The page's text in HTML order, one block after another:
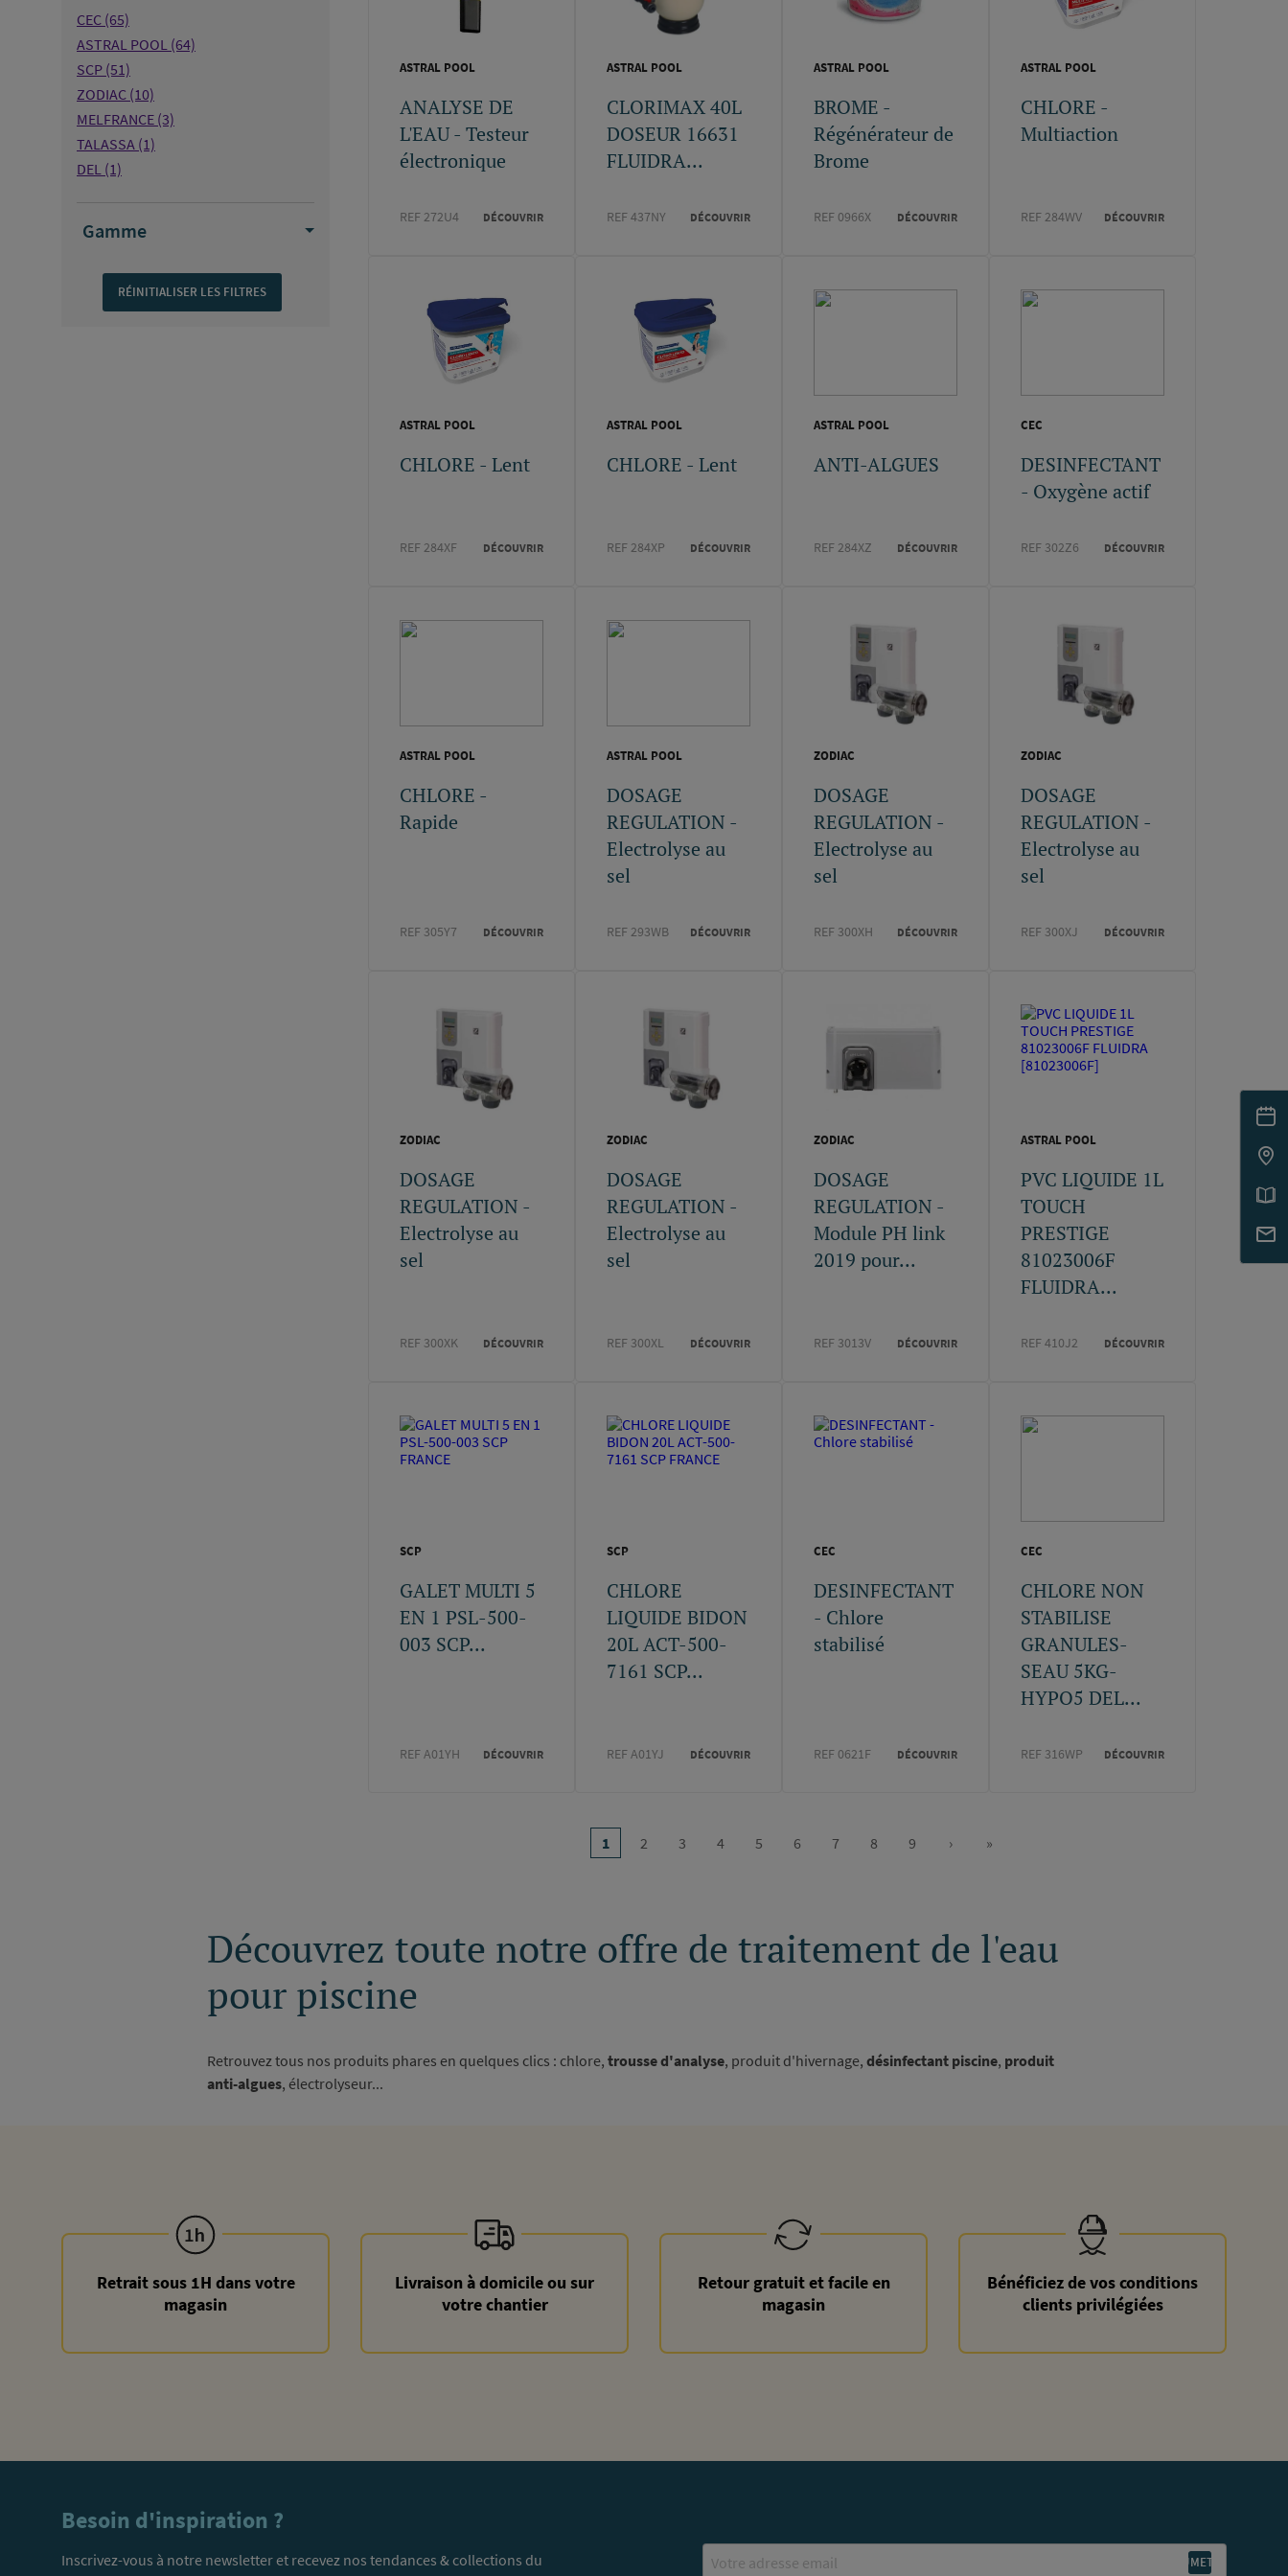
CEC (65)
ASTRAL POOL (64)
SCP (51)
ZODIAC (10)
MELFRANCE (3)
TALASSA (1)
DEL (1)
SALINSDUMIDI
Gamme
ASTRAL POOL
ANALYSE DE
L'EAU - Testeur
électronique
REF 272U4 DÉCOUVRIR
ASTRAL POOL
CLORIMAX 40L
DOSEUR 16631
FLUIDRA...
REF 437NY DÉCOUVRIR
ASTRAL POOL
BROME -
Régénérateur de
Brome
REF 0966X DÉCOUVRIR
ASTRAL POOL
CHLORE -
Multiaction
REF 284WV DÉCOUVRIR
ASTRAL POOL
CHLORE - Lent
REF 284XF DÉCOUVRIR
ASTRAL POOL
CHLORE - Lent
REF 284XP DÉCOUVRIR
ASTRAL POOL
ANTI-ALGUES
REF 284XZ DÉCOUVRIR
CEC
DESINFECTANT
- Oxygène actif
REF 302Z6 DÉCOUVRIR
ASTRAL POOL
CHLORE -
Rapide
REF 305Y7 DÉCOUVRIR
ASTRAL POOL
DOSAGE
REGULATION -
Electrolyse au
sel
REF 293WB DÉCOUVRIR
ZODIAC
DOSAGE
REGULATION -
Electrolyse au
sel
REF 300XH DÉCOUVRIR
ZODIAC
DOSAGE
REGULATION -
Electrolyse au
sel
REF 300XJ DÉCOUVRIR
ZODIAC
DOSAGE
REGULATION -
Electrolyse au
sel
REF 300XK DÉCOUVRIR
ZODIAC
DOSAGE
REGULATION -
Electrolyse au
sel
REF 300XL DÉCOUVRIR
ZODIAC
DOSAGE
REGULATION -
Module PH link
2019 pour...
REF 3013V DÉCOUVRIR
ASTRAL POOL
PVC LIQUIDE 1L
TOUCH
PRESTIGE
81023006F
FLUIDRA...
REF 410J2 DÉCOUVRIR
SCP
GALET MULTI 5
EN 1 PSL-500-
003 SCP...
REF A01YH DÉCOUVRIR
SCP
CHLORE
LIQUIDE BIDON
20L ACT-500-
7161 SCP...
REF A01YJ DÉCOUVRIR
CEC
DESINFECTANT
- Chlore
stabilisé
REF 0621F DÉCOUVRIR
CEC
CHLORE NON
STABILISE
GRANULES-
SEAU 5KG-
HYPO5 DEL...
REF 316WP DÉCOUVRIR
Page
1 Page
2 Page
3 Page
4 Page
5 Page
6 Page
7 Page
8 Page
9
Page
›
Dernière
»
Découvrez toute notre offre de traitement de l'eau
pour piscine
Retrouvez tous nos produits phares en quelques clics : chlore, trousse d'analyse, produit d'hivernage, désinfectant piscine, produit
anti-algues, électrolyseur...
Retrait sous 1H dans votre
magasin
Livraison à domicile ou sur
votre chantier
Retour gratuit et facile en
magasin
Bénéficiez de vos conditions
clients privilégiées
Besoin d'inspiration ?
Inscrivez-vous à notre newsletter et recevez nos tendances & collections du
Email